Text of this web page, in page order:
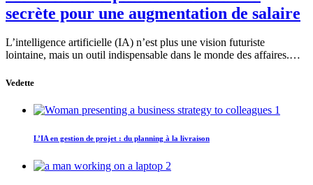
secrète pour une augmentation de salaire
L’intelligence artificielle (IA) n’est plus une vision futuriste
lointaine, mais un outil indispensable dans le monde des affaires.…
Vedette
1
L’IA en gestion de projet : du planning à la livraison
2